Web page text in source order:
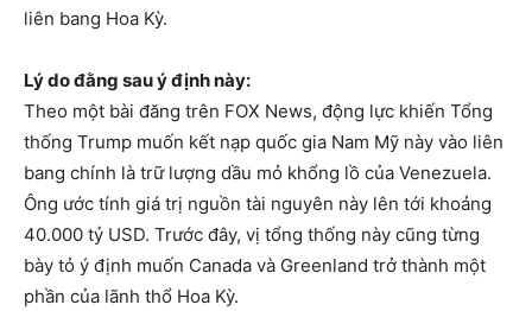
liên bang Hoa Kỳ.
Lý do đằng sau ý định này:
Theo một bài đăng trên FOX News, động lực khiến Tổng
thống Trump muốn kết nạp quốc gia Nam Mỹ này vào liên
bang chính là trữ lượng dầu mỏ khổng lồ của Venezuela.
Ông ước tính giá trị nguồn tài nguyên này lên tới khoảng
40.000 tỷ USD. Trước đây, vị tổng thống này cũng từng
bày tỏ ý định muốn Canada và Greenland trở thành một
phần của lãnh thổ Hoa Kỳ.